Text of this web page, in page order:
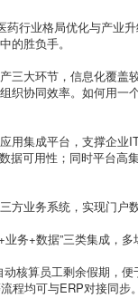
药行业格局优化与产业
的胜负手。
三大环节，信息化覆盖
织协同效率。如何用一
用集成平台，支撑企业
据可用性；同时平台高
业务系统，实现门户数
务+数据”三类集成，多
核算员工剩余假期，
程均可与ERP对接同步。